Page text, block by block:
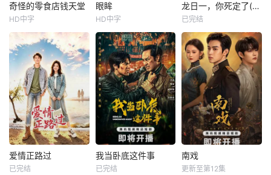
奇怪的零食店钱天堂
HD中字
眼眸
HD中字
龙日一，你死定了(短剧)
已完结
爱情正路过
已完结
我当卧底这件事
已完结
南戏
更新至第12集